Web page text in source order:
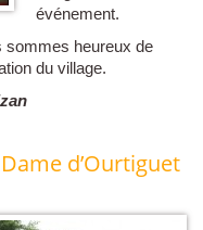
événement.
sommes heureux de
du village.
d’Ourtiguet